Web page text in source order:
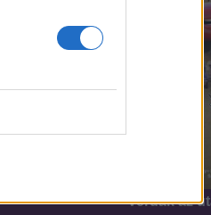
Verdák az